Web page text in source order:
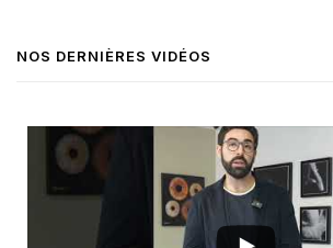
NOS DERNIÈRES VIDÉOS